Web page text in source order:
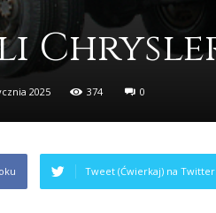
2025 374 0
Tweet (Ćwierkaj) na